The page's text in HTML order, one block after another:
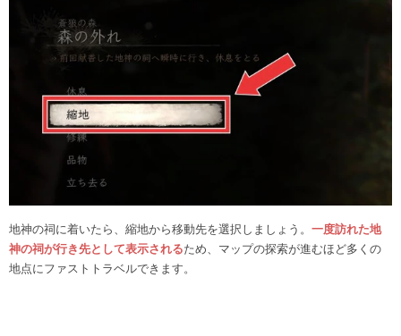
地神の祠に着いたら、縮地から移動先を選択しましょう。 一度訪れた地
神の祠が行き先として表示されるため、マップの探索が進むほど多くの
地点にファストトラベルできます。